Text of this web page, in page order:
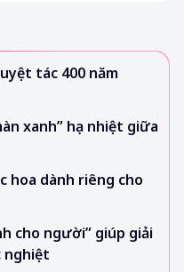
tác 400 năm
xanh” hạ nhiệt giữa
hoa dành riêng cho
cho người” giúp giải
nghiệt